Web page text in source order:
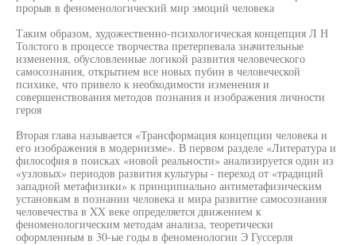
прорыв в феноменологический мир эмоций человека
Таким образом, художественно-психологическая концепция Л Н
Толстого в процессе творчества претерпевала значительные
изменения, обусловленные логикой развития человеческого
самосознания, открытием все новых пубин в человеческой
психике, что привело к необходимости изменения и
совершенствования методов познания и изображения личности
героя
Вторая глава называется «Трансформация концепции человека и
его изображения в модернизме». В первом разделе «Литература и
философия в поисках «новой реальности» анализируется один из
«узловых» периодов развития культуры - переход от «традиций
западной метафизики» к принципиально антиметафизическим
установкам в познании человека и мира развитие самосознания
человечества в XX веке определяется движением к
феноменологическим методам анализа, теоретически
оформленным в 30-ые годы в феноменологии Э Гуссерля